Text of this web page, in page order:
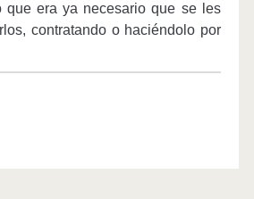
que era ya necesario que se les
contratando o haciéndolo por